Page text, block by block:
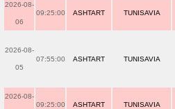
2026-08-
06
09:25:00 ASHTART TUNISAVIA
2026-08-
05
07:55:00 ASHTART TUNISAVIA
2026-08-
09:25:00 ASHTART TUNISAVIA